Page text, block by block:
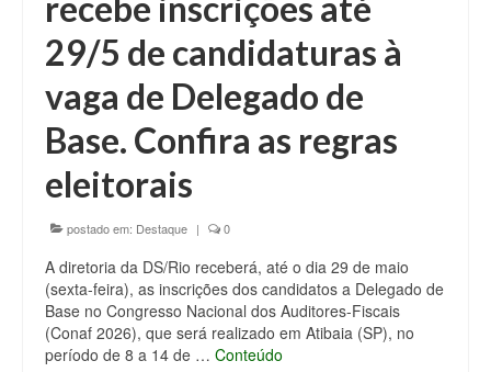
29/5 de candidaturas à
vaga de Delegado de
Base. Confira as regras
eleitorais
postado em: Destaque | 0
A diretoria da DS/Rio receberá, até o dia 29 de maio
(sexta-feira), as inscrições dos candidatos a Delegado de
Base no Congresso Nacional dos Auditores-Fiscais
(Conaf 2026), que será realizado em Atibaia (SP), no
período de 8 a 14 de … Conteúdo